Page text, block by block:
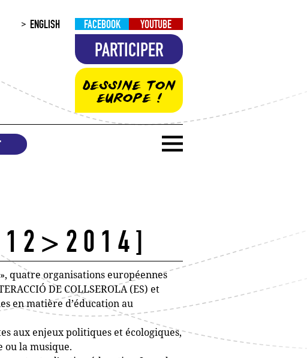
ENGLISH FACEBOOK YOUTUBE
PARTICIPER
DESSINE TON
EUROPE !
quatre organisations européennes
DE COLLSEROLA (ES) et
en matière d’éducation au
aux enjeux politiques et écologiques,
ou la musique.